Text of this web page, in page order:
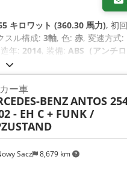
キロワット (360.30 馬力), 初
スル構成: 3軸, 色: 赤, 変速方式:
年: 2014, 装備: ABS（アンチ
Sacz 8,679 km
ー車
BENZANTOS
- EH C + FUNK /